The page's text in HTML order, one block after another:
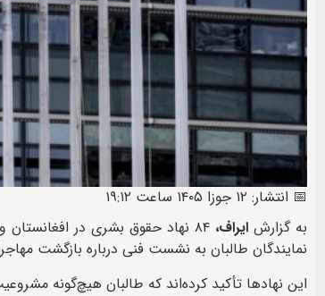
📅 انتشار: ۱۲ جوزا ۱۴۰۵ ساعت ۱۹:۱۲
به گزارشایراف،
۸۴ نهاد حقوق بشری در
نمایندگان طالبان به نشست فنی درباره بازگشت
این نهادها تأکید کرده‌اند که طالبان هیچ‌گونه